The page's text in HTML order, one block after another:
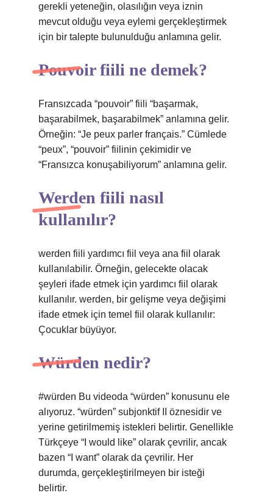
gerekli yeteneğin, olasılığın veya iznin
mevcut olduğu veya eylemi gerçekleştirmek
için bir talepte bulunulduğu anlamına gelir.
Pouvoir fiili ne demek?
Fransızcada “pouvoir” fiili “başarmak,
başarabilmek, başarabilmek” anlamına gelir.
Örneğin: “Je peux parler français.” Cümlede
“peux”, “pouvoir” fiilinin çekimidir ve
“Fransızca konuşabiliyorum” anlamına gelir.
Werden fiili nasıl
kullanılır?
werden fiili yardımcı fiil veya ana fiil olarak
kullanılabilir. Örneğin, gelecekte olacak
şeyleri ifade etmek için yardımcı fiil olarak
kullanılır. werden, bir gelişme veya değişimi
ifade etmek için temel fiil olarak kullanılır:
Çocuklar büyüyor.
Würden nedir?
#würden Bu videoda “würden” konusunu ele
alıyoruz. “würden” subjonktif II öznesidir ve
yerine getirilmemiş istekleri belirtir. Genellikle
Türkçeye “I would like” olarak çevrilir, ancak
bazen “I want” olarak da çevrilir. Her
durumda, gerçekleştirilmeyen bir isteği
belirtir.